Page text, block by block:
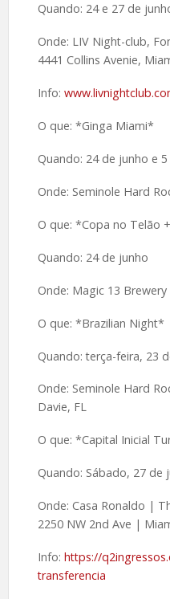
Quando: 24 e 27 de
Onde: LIV Night-club,
4441 Collins Avenie,
Info:
O que: *Ginga Miami*
Quando: 24 de junho e
Onde: Seminole Hard
O que: *Copa no Telão
Quando: 24 de junho
Onde: Magic 13
O que: *Brazilian Night*
Quando: terça-feira, 23
Onde: Seminole Hard
Davie, FL
O que: *Capital Inicial
Quando: Sábado, 27 de
Onde: Casa Ronaldo |
2250 NW 2nd Ave |
Info: https://
transferencia